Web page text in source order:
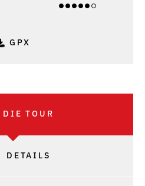
GPX
DIE TOUR
DETAILS